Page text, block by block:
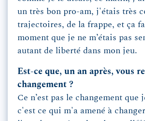
un très bon pro-am, j'étais très
trajectoires, de la frappe, et ça
moment que je ne m’étais pas
autant de liberté dans mon jeu.
Est-ce que, un an après, vous
changement ?
Ce n’est pas le changement que
c'est ce qui m'a amené à